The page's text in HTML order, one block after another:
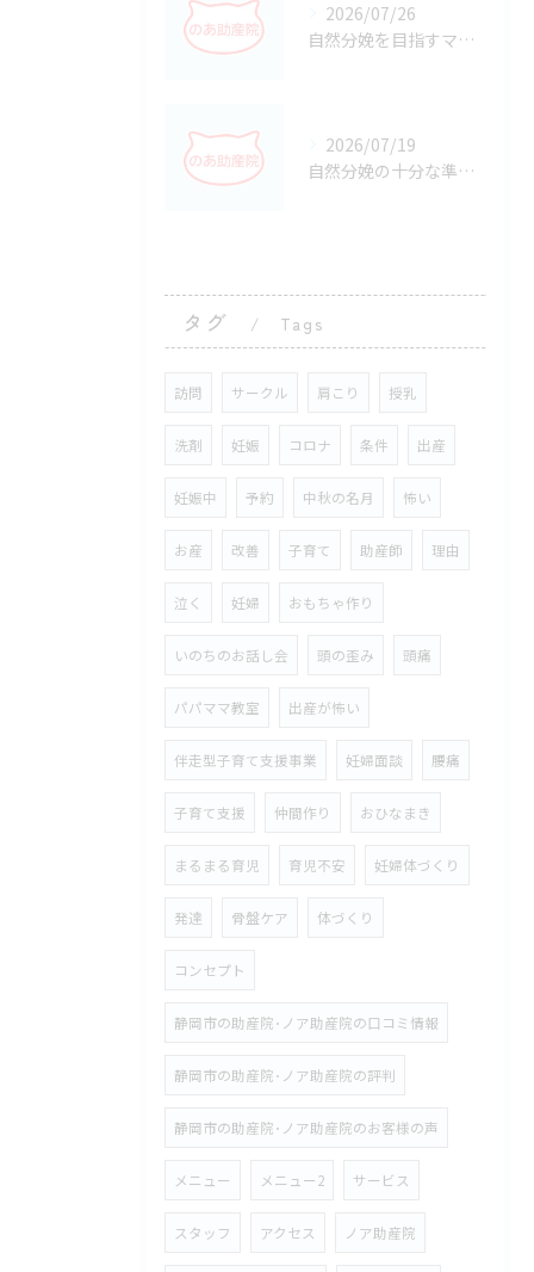
2026/07/26
自然分娩を目指すマタニティヨガで安産につなげる始め方と安全な実践ポイント
2026/07/19
自然分娩の十分な準備で静岡県静岡市掛川市の出産とサポートを安心して迎える方法
タグ Tags
訪問 サークル 肩こり 授乳
洗剤 妊娠 コロナ 条件 出産
妊娠中 予約 中秋の名月 怖い
お産 改善 子育て 助産師 理由
泣く 妊婦 おもちゃ作り
いのちのお話し会 頭の歪み 頭痛
パパママ教室 出産が怖い
伴走型子育て支援事業 妊婦面談 腰痛
子育て支援 仲間作り おひなまき
まるまる育児 育児不安 妊婦体づくり
発達 骨盤ケア 体づくり
コンセプト
静岡市の助産院･ノア助産院の口コミ情報
静岡市の助産院･ノア助産院の評判
静岡市の助産院･ノア助産院のお客様の声
メニュー メニュー2 サービス
スタッフ アクセス ノア助産院